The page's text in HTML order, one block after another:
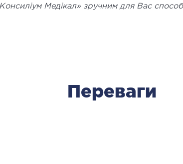
Медікал» зручним для Вас
Переваги